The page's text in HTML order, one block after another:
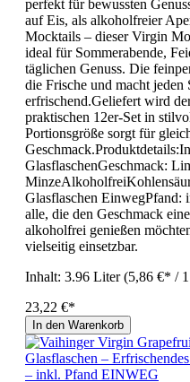
perfekt für bewussten
auf Eis, als alkoholfreier
Mocktails – dieser Virgin
ideal für Sommerabende,
täglichen Genuss. Die
die Frische und macht jeden
erfrischend.Geliefert wird
praktischen 12er-Set in
Portionsgröße sorgt für
GlasflaschenGeschmack:
Glasflaschen
alle, die den Geschmack
alkoholfrei genießen
vielseitig einsetzbar.
Inhalt: 3.96 Liter(5,86 €* /
23,22 €*
In den Warenkorb